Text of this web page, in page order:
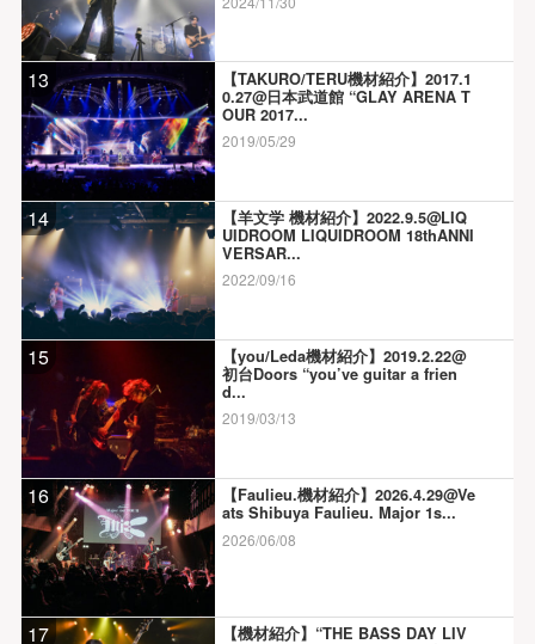
13
【TAKURO/TERU機材紹介】2017.1
0.27@日本武道館 “GLAY ARENA T
OUR 2017...
2019/05/29
14
【羊文学 機材紹介】2022.9.5@LIQ
UIDROOM LIQUIDROOM 18thANNI
VERSAR...
2022/09/16
15
【you/Leda機材紹介】2019.2.22@
初台Doors “you’ve guitar a frien
d...
2019/03/13
16
【Faulieu.機材紹介】2026.4.29@Ve
ats Shibuya Faulieu. Major 1s...
2026/06/08
17
【機材紹介】“THE BASS DAY LIV